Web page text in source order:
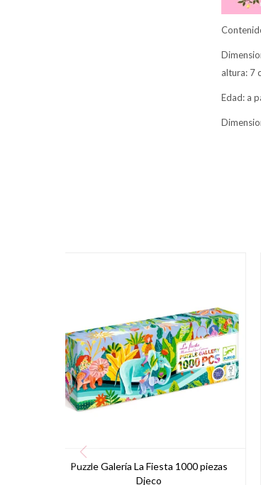
altura: 7
Edad: a
Puzzle Galería La Fiesta 1000 piezas
Djeco